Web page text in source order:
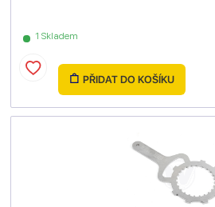
1 Skladem
PŘIDAT DO KOŠÍKU